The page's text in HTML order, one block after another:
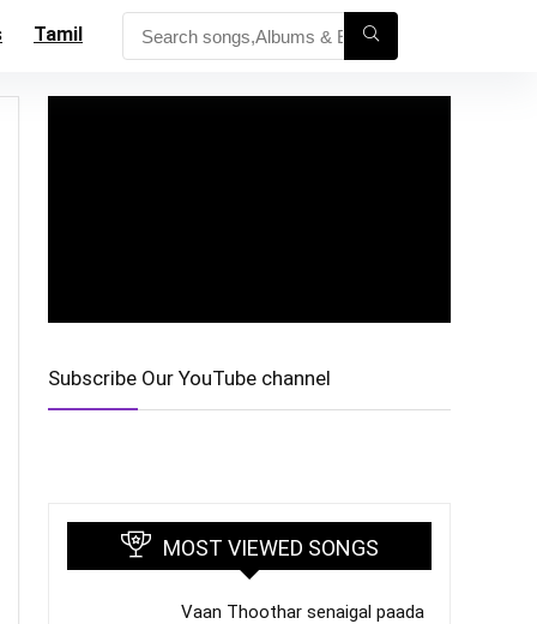
Tamil
Subscribe Our YouTube channel
MOST VIEWED SONGS
Vaan Thoothar senaigal paada